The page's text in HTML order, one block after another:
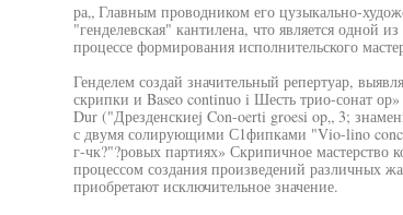
ра„ Главным проводником его цузыкально-
"генделевская" кантилена, что является одной
процессе формирования исполнительского
Генделем создай значительный репертуар,
скрипки и Baseo continuo i Шесть трио-сонат
Dur ("Дрезденскиеj Con-oerti groesi op„ 3;
с двумя солирующими С1фипками "Vio-lino
г-чк?"?ровых партиях» Скрипичное мастерство
процессом создания произведений различных
приобретают исключительное значение.